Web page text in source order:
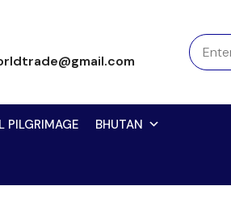
PILGRIMAGE BHUTAN